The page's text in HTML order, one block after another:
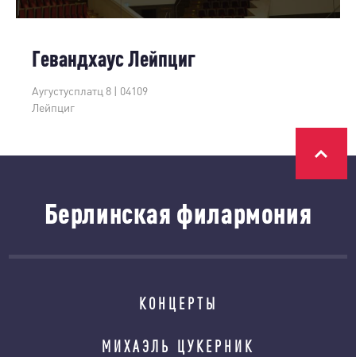
Гевандхаус Лейпциг
Аугустусплатц 8 | 04109
Лейпциг
Берлинская филармония
КОНЦЕРТЫ
МИХАЭЛЬ ЦУКЕРНИК